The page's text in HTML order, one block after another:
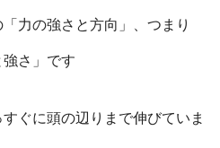
力の強さと方向」、つまり
強さ」です
ぐに頭の辺りまで伸びていま